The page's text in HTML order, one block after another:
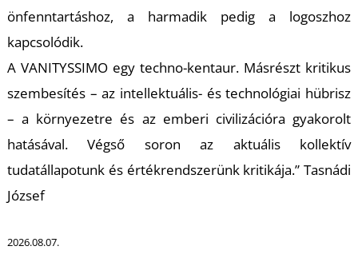
önfenntartáshoz, a harmadik pedig a logoszhoz
kapcsolódik.
A VANITYSSIMO egy techno-kentaur. Másrészt kritikus
szembesítés – az intellektuális- és technológiai hübrisz
– a környezetre és az emberi civilizációra gyakorolt
hatásával. Végső soron az aktuális kollektív
tudatállapotunk és értékrendszerünk kritikája.” Tasnádi
József
2026.08.07.